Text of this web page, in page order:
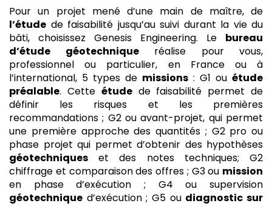
Pour un projet mené d’une main de maître, de
l’étude de faisabilité jusqu’au suivi durant la vie du
bâti, choisissez Genesis Engineering. Le bureau
d’étude géotechniqueréalise pour vous,
professionnel ou particulier, en France ou à
l’international, 5 types de missions : G1 ou étude
préalable. Cette étudede faisabilité permet de
définir les risques et les premières
recommandations ; G2 ou avant-projet, qui permet
une première approche des quantités ; G2 pro ou
phase projet qui permet d’obtenir des hypothèses
géotechniques et des notes techniques; G2
chiffrage et comparaison des offres ; G3 ou mission
en phase d’exécution ; G4 ou supervision
géotechnique d’exécution ; G5 ou diagnostic sur